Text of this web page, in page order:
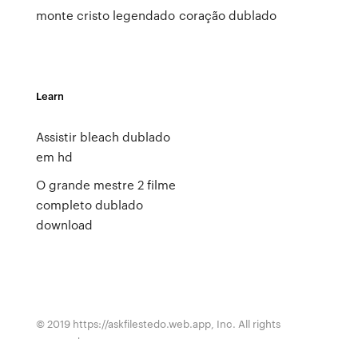
monte cristo legendado coração dublado
Learn
Assistir bleach dublado
em hd
O grande mestre 2 filme
completo dublado
download
© 2019 https://askfilestedo.web.app, Inc. All rights